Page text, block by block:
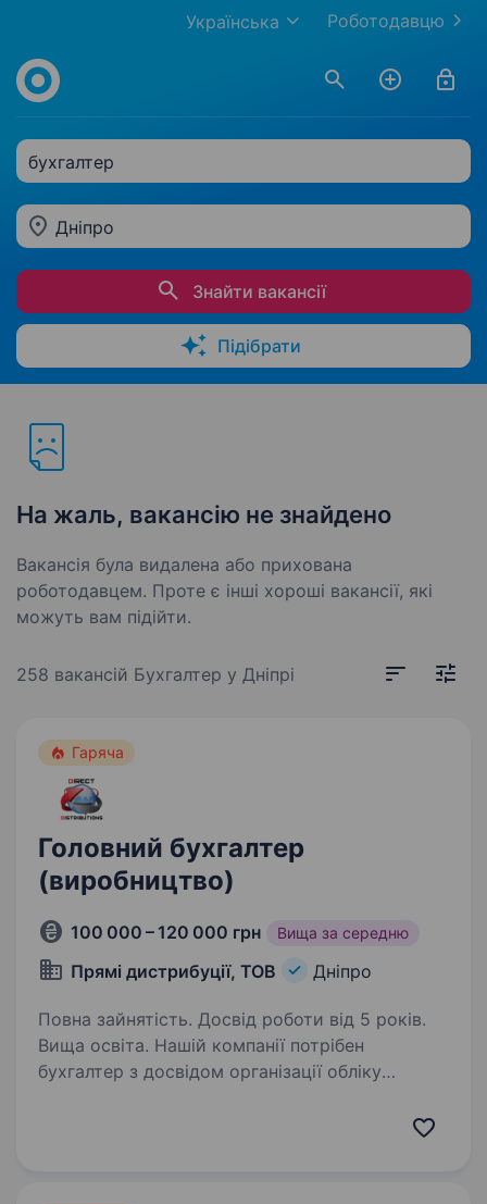
Роботодавцю
Українська
бухгалтер
Дніпро
Знайти вакансії
Підібрати
На жаль, вакансію не знайдено
Вакансія була видалена або прихована
роботодавцем. Проте є інші хороші вакансії, які
можуть вам підійти.
258 вакансій Бухгалтер у Дніпрі
Гаряча
Головний бухгалтер
(виробництво)
100 000 – 120 000 грн Вища за середню
Прямі дистрибуції, ТОВ Дніпро
Повна зайнятість. Досвід роботи від 5 років.
Вища освіта. Нашій компанії потрібен
бухгалтер з досвідом організації обліку
в гуртовій торгівлі буде перевагою. Вимоги: